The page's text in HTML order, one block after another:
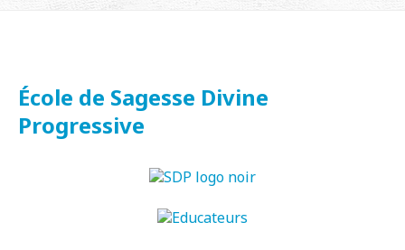
École de Sagesse Divine
Progressive